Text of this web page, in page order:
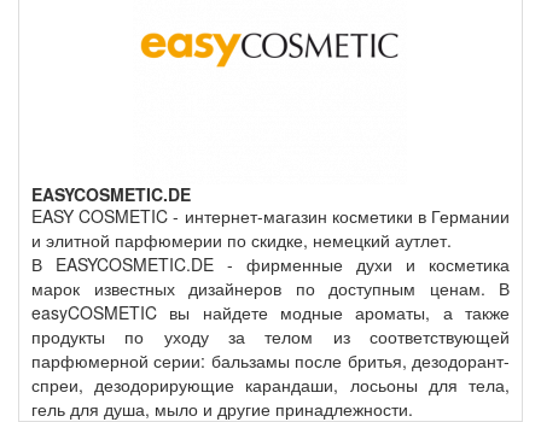
EASYCOSMETIC.DE
EASY COSMETIC - интернет-магазин косметики в Германии
и элитной парфюмерии по скидке, немецкий аутлет.
В EASYCOSMETIC.DE - фирменные духи и косметика
марок известных дизайнеров по доступным ценам. В
easyCOSMETIC вы найдете модные ароматы, а также
продукты по уходу за телом из соответствующей
парфюмерной серии: бальзамы после бритья, дезодорант-
спреи, дезодорирующие карандаши, лосьоны для тела,
гель для душа, мыло и другие принадлежности.